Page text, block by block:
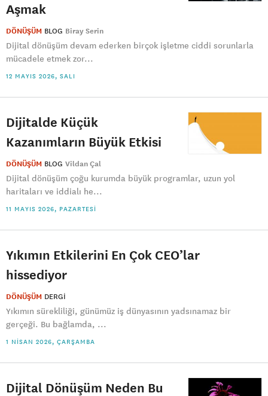
Aşmak
DÖNÜŞÜM BLOG Biray Serin
Dijital dönüşüm devam ederken birçok işletme ciddi sorunlarla
mücadele etmek zor...
12 MAYIS 2026, SALI
Dijitalde Küçük
Kazanımların Büyük Etkisi
DÖNÜŞÜM BLOG Vildan Çal
Dijital dönüşüm çoğu kurumda büyük programlar, uzun yol
haritaları ve iddialı he...
11 MAYIS 2026, PAZARTESI
Yıkımın Etkilerini En Çok CEO’lar
hissediyor
DÖNÜŞÜM DERGI
Yıkımın sürekliliği, günümüz iş dünyasının yadsınamaz bir
gerçeği. Bu bağlamda, ...
1 NISAN 2026, ÇARŞAMBA
Dijital Dönüşüm Neden Bu